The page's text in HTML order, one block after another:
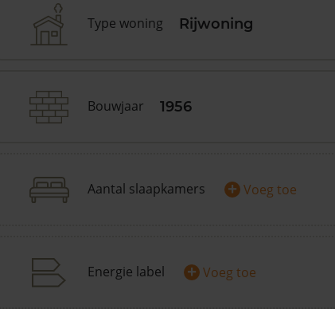
Type woning Rijwoning
Bouwjaar 1956
Aantal slaapkamers + Voeg toe
Energie label + Voeg toe